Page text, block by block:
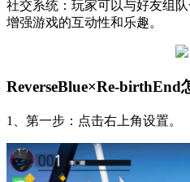
社交系统：玩家可以与好友组
增强游戏的互动性和乐趣。
ReverseBlue×Re-birthEnd
1、第一步：点击右上角设置。